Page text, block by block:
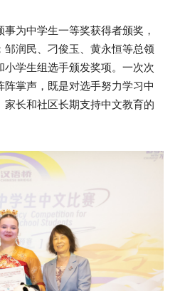
为中学生一等奖获得者颁奖，
润民、刁俊玉、黄永恒等总领
学生组选手颁发奖项。一次次
掌声，既是对选手努力学习中
长和社区长期支持中文教育的